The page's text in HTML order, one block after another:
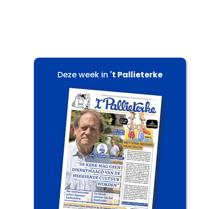
Deze week in 't Pallieterke